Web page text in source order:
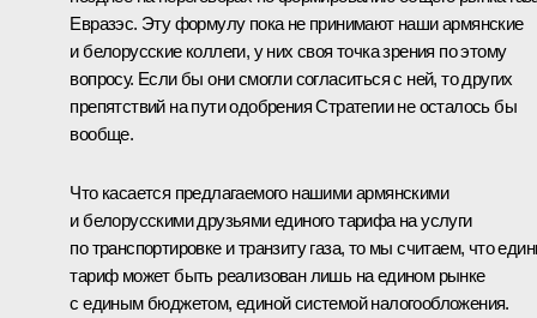
Евразэс. Эту формулу пока не принимают наши армянские
и белорусские коллеги, у них своя точка зрения по этому
вопросу. Если бы они смогли согласиться с ней, то других
препятствий на пути одобрения Стратегии не осталось бы
вообще.
Что касается предлагаемого нашими армянскими
и белорусскими друзьями единого тарифа на услуги
по транспортировке и транзиту газа, то мы считаем, что
тариф может быть реализован лишь на едином рынке
с единым бюджетом, единой системой налогообложения.